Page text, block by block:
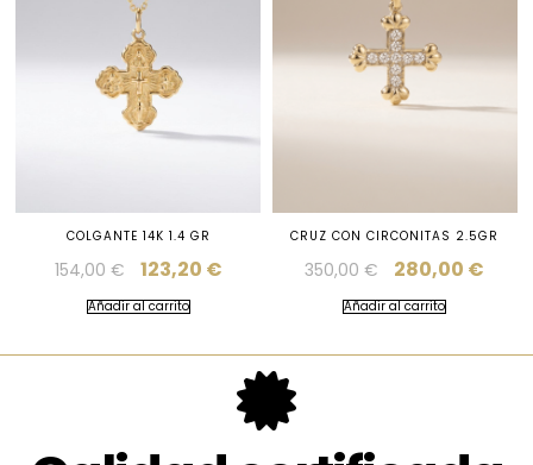
COLGANTE 14K 1.4 GR
154,00 € 123,20 €
Añadir al carrito
CRUZ CON CIRCONITAS 2.5GR
350,00€ 280,00 €
Añadir al carrito